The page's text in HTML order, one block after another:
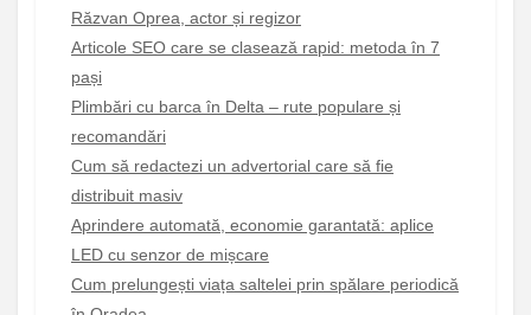
Răzvan Oprea, actor și regizor
Articole SEO care se clasează rapid: metoda în 7
pași
Plimbări cu barca în Delta – rute populare și
recomandări
Cum să redactezi un advertorial care să fie
distribuit masiv
Aprindere automată, economie garantată: aplice
LED cu senzor de mișcare
Cum prelungești viața saltelei prin spălare periodică